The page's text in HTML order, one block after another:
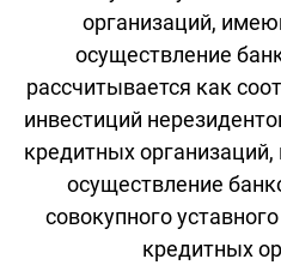
организаций,
осуществление
рассчитывается как
инвестиций
кредитных
осуществление
совокупного
кредитных